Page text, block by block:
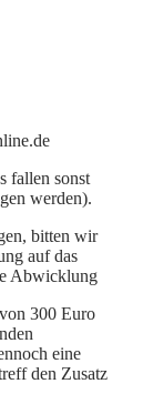
fallen sonst
werden).
bitten wir
auf das
Abwicklung
300 Euro
eine
den Zusatz